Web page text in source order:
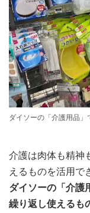
ダイソーの「介護用品
介護は肉体も精神
えるものを活用で
ダイソーの「介護
繰り返し使えるも